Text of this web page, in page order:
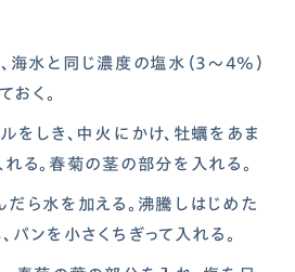
海⽔と同じ濃度の塩⽔（３〜４％）
く。
をしき、中⽕にかけ、牡蠣をあま
る。春菊の茎の部分を⼊れる。
ら⽔を加える。沸騰しはじめた
パンを⼩さくちぎって⼊れる。